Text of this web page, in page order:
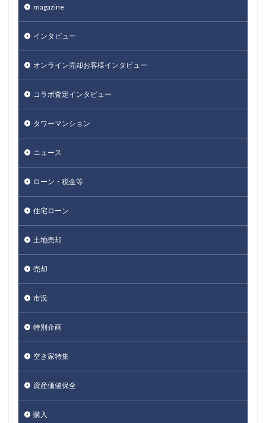
magazine
インタビュー
オンライン売却お客様インタビュー
コラボ査定インタビュー
タワーマンション
ニュース
ローン・税金等
住宅ローン
土地売却
売却
市況
特別企画
空き家特集
資産価値保全
購入